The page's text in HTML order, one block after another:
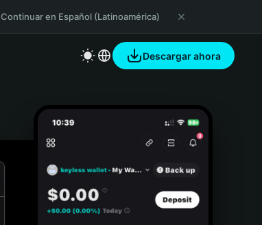
Continuar en Español (Latinoamérica)
Descargar ahora